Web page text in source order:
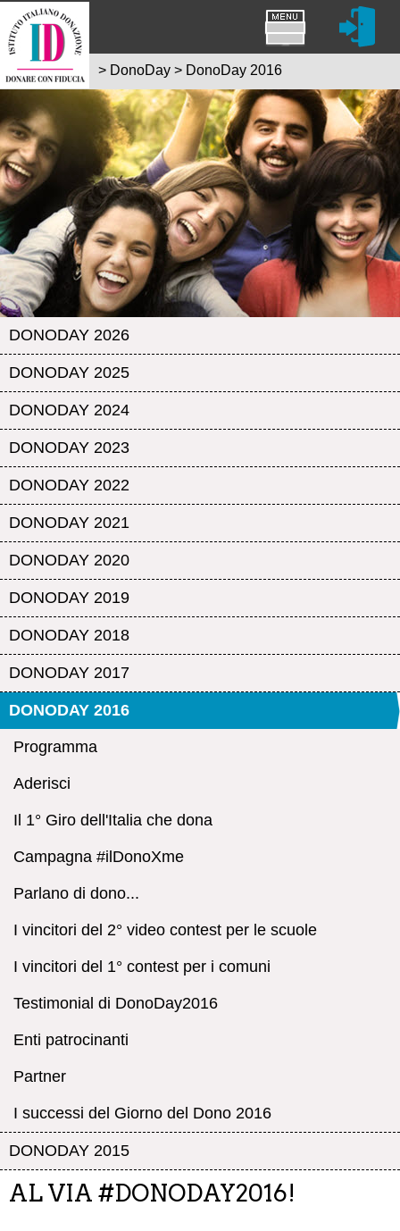
DONODAY 2026
DONODAY 2025
DONODAY 2024
DONODAY 2023
DONODAY 2022
DONODAY 2021
DONODAY 2020
DONODAY 2019
DONODAY 2018
DONODAY 2017
DONODAY 2016
Programma
Aderisci
Il 1° Giro dell'Italia che dona
Campagna #ilDonoXme
Parlano di dono...
I vincitori del 2° video contest per le scuole
I vincitori del 1° contest per i comuni
Testimonial di DonoDay2016
Enti patrocinanti
Partner
I successi del Giorno del Dono 2016
DONODAY 2015
> DonoDay > DonoDay 2016
AL VIA #DONODAY2016!